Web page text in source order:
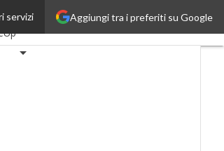
Aggiungi tra i preferiti su Google
servizi